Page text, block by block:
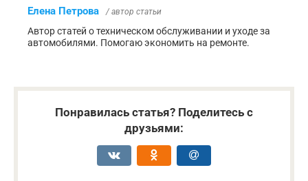
Елена Петрова / автор статьи
Автор статей о техническом обслуживании и уходе за
автомобилями. Помогаю экономить на ремонте.
Понравилась статья? Поделитесь с
друзьями: